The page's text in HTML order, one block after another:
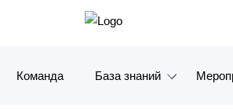
Команда База знаний